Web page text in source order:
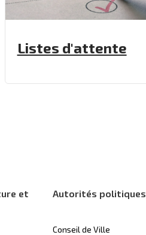
Listes d'attente
et
Autorités politiques
Conseil de Ville